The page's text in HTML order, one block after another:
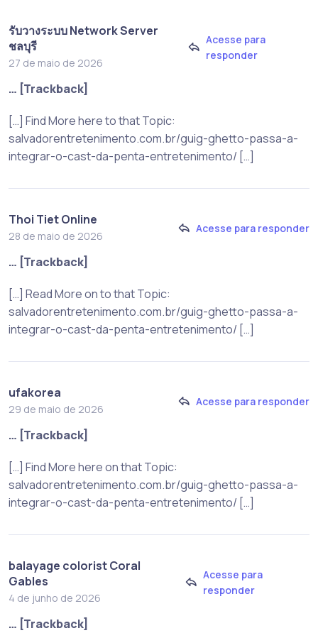
รับวางระบบ Network Server
ชลบุรี
27 de maio de 2026
Acesse para
responder
… [Trackback]
[…] Find More here to that Topic:
salvadorentretenimento.com.br/guig-ghetto-passa-a-
integrar-o-cast-da-penta-entretenimento/ […]
Thoi Tiet Online
28 de maio de 2026
Acesse para responder
… [Trackback]
[…] Read More on to that Topic:
salvadorentretenimento.com.br/guig-ghetto-passa-a-
integrar-o-cast-da-penta-entretenimento/ […]
ufakorea
29 de maio de 2026
Acesse para responder
… [Trackback]
[…] Find More here on that Topic:
salvadorentretenimento.com.br/guig-ghetto-passa-a-
integrar-o-cast-da-penta-entretenimento/ […]
balayage colorist Coral
Gables
4 de junho de 2026
Acesse para
responder
… [Trackback]